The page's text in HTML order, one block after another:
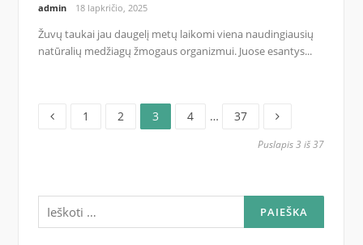
admin 18 lapkričio, 2025
Žuvų taukai jau daugelį metų laikomi viena naudingiausių
natūralių medžiagų žmogaus organizmui. Juose esantys...
Navigacija
1 Puslapis
2 Puslapis
3 4 … 37
Puslapis 3 iš 37
Ieškoti: